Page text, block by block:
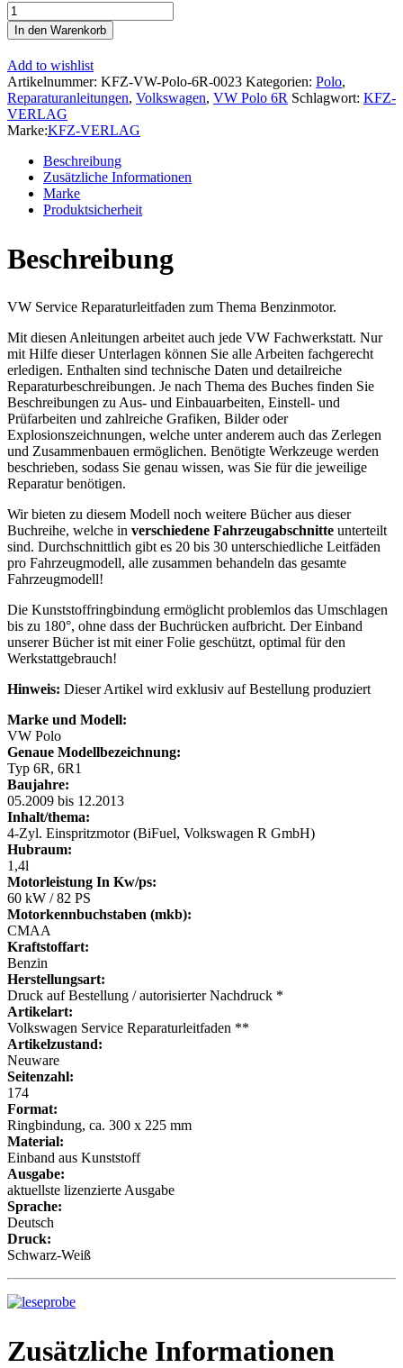
VW
Polo
5
6R
R-
Line
(09-
14)
4-
Benzinmotor
Menge
In den Warenkorb
Add to wishlist
Artikelnummer: KFZ-VW-Polo-6R-0023 Kategorien: Polo,
Reparaturanleitungen, Volkswagen, VW Polo 6R Schlagwort: KFZ-
VERLAG
Marke:KFZ-VERLAG
Beschreibung
Zusätzliche Informationen
Marke
Produktsicherheit
Beschreibung
VW Service Reparaturleitfaden zum Thema Benzinmotor.
Mit diesen Anleitungen arbeitet auch jede VW Fachwerkstatt. Nur
mit Hilfe dieser Unterlagen können Sie alle Arbeiten fachgerecht
erledigen. Enthalten sind technische Daten und detailreiche
Reparaturbeschreibungen. Je nach Thema des Buches finden Sie
Beschreibungen zu Aus- und Einbauarbeiten, Einstell- und
Prüfarbeiten und zahlreiche Grafiken, Bilder oder
Explosionszeichnungen, welche unter anderem auch das Zerlegen
und Zusammenbauen ermöglichen. Benötigte Werkzeuge werden
beschrieben, sodass Sie genau wissen, was Sie für die jeweilige
Reparatur benötigen.
Wir bieten zu diesem Modell noch weitere Bücher aus dieser
Buchreihe, welche in verschiedene Fahrzeugabschnitte unterteilt
sind. Durchschnittlich gibt es 20 bis 30 unterschiedliche Leitfäden
pro Fahrzeugmodell, alle zusammen behandeln das gesamte
Fahrzeugmodell!
Die Kunststoffringbindung ermöglicht problemlos das Umschlagen
bis zu 180°, ohne dass der Buchrücken aufbricht. Der Einband
unserer Bücher ist mit einer Folie geschützt, optimal für den
Werkstattgebrauch!
Hinweis: Dieser Artikel wird exklusiv auf Bestellung produziert
Marke und Modell:
VW Polo
Genaue Modellbezeichnung:
Typ 6R, 6R1
Baujahre:
05.2009 bis 12.2013
Inhalt/thema:
4-Zyl. Einspritzmotor (BiFuel, Volkswagen R GmbH)
Hubraum:
1,4l
Motorleistung In Kw/ps:
60 kW / 82 PS
Motorkennbuchstaben (mkb):
CMAA
Kraftstoffart:
Benzin
Herstellungsart:
Druck auf Bestellung / autorisierter Nachdruck *
Artikelart:
Volkswagen Service Reparaturleitfaden **
Artikelzustand:
Neuware
Seitenzahl:
174
Format:
Ringbindung, ca. 300 x 225 mm
Material:
Einband aus Kunststoff
Ausgabe:
aktuellste lizenzierte Ausgabe
Sprache:
Deutsch
Druck:
Schwarz-Weiß
Zusätzliche Informationen